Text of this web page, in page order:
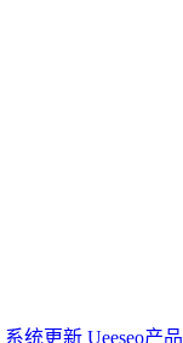
系统更新 Ueeseo产品